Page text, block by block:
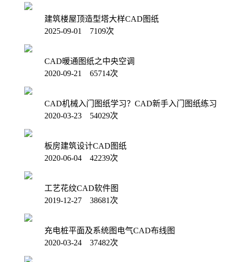
建筑楼屋顶造型塔大样CAD图纸
2025-09-01 7109次
CAD暖通图纸之中央空调
2020-09-21 65714次
CAD机械入门图纸学习？CAD新手入门图纸练习
2020-03-23 54029次
板房建筑设计CAD图纸
2020-06-04 42239次
工艺花纹CAD软件图
2019-12-27 38681次
充电桩平面及系统图电气CAD布线图
2020-03-24 37482次